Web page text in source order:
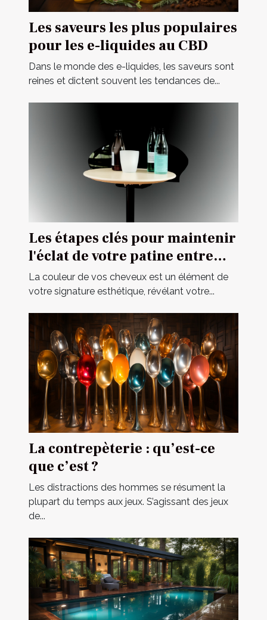
Les saveurs les plus populaires
pour les e-liquides au CBD
Dans le monde des e-liquides, les saveurs sont
reines et dictent souvent les tendances de...
Les étapes clés pour maintenir
l'éclat de votre patine entre
deux visites chez le coiffeur
La couleur de vos cheveux est un élément de
votre signature esthétique, révélant votre...
La contrepèterie : qu’est-ce
que c’est ?
Les distractions des hommes se résument la
plupart du temps aux jeux. S’agissant des jeux
de...